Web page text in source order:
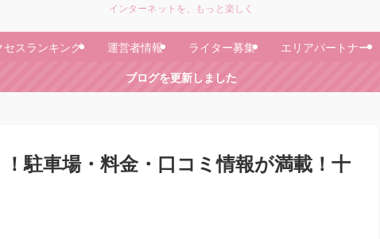
インターネットを、もっと楽しく
セスランキング 運営者情報 ライター募集 エリアパートナー
ブログを更新しました
駐車場・料金・口コミ情報が満載！十